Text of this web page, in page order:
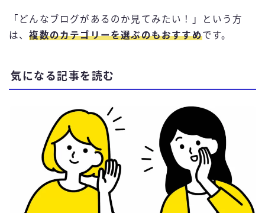
「どんなブログがあるのか見てみたい！」という方
は、複数のカテゴリーを選ぶのもおすすめです。
気になる記事を読む